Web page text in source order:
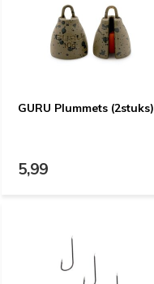
GURU Plummets (2stuks)
5,99